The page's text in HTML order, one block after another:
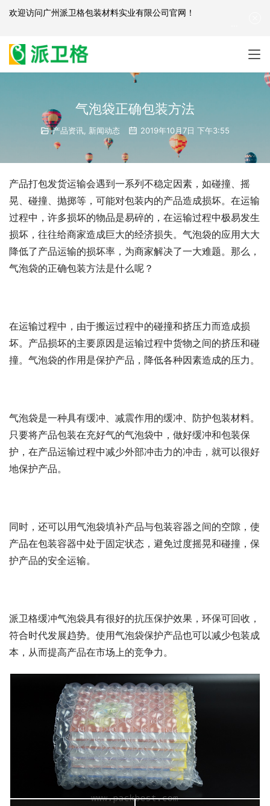
气泡袋正确包装方法
产品资讯, 新闻动态 2019年10月7日 下午3:55
产品打包发货运输会遇到一系列不稳定因素，如碰撞、摇
晃、碰撞、抛掷等，可能对包装内的产品造成损坏。在运输
过程中，许多损坏的物品是易碎的，在运输过程中极易发生
损坏，往往给商家造成巨大的经济损失。气泡袋的应用大大
降低了产品运输的损坏率，为商家解决了一大难题。那么，
气泡袋的正确包装方法是什么呢？
在运输过程中，由于搬运过程中的碰撞和挤压力而造成损
坏。产品损坏的主要原因是运输过程中货物之间的挤压和碰
撞。气泡袋的作用是保护产品，降低各种因素造成的压力。
气泡袋是一种具有缓冲、减震作用的缓冲、防护包装材料。
只要将产品包装在充好气的气泡袋中，做好缓冲和包装保
护，在产品运输过程中减少外部冲击力的冲击，就可以很好
地保护产品。
同时，还可以用气泡袋填补产品与包装容器之间的空隙，使
产品在包装容器中处于固定状态，避免过度摇晃和碰撞，保
护产品的安全运输。
派卫格缓冲气泡袋具有很好的抗压保护效果，环保可回收，
符合时代发展趋势。使用气泡袋保护产品也可以减少包装成
本，从而提高产品在市场上的竞争力。
欢迎访问广州派卫格包装材料实业有限公司官网 ！